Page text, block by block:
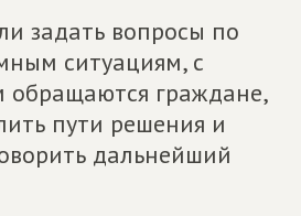
задать вопросы по
ситуациям, с
граждане,
пути решения и
дальнейший